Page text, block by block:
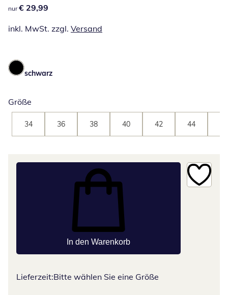
€ 29,99
nur € 29,99
inkl. MwSt. zzgl. Versand
schwarz
Größe
34 36 38 40 42 44
In den Warenkorb
Lieferzeit:Bitte wählen Sie eine Größe